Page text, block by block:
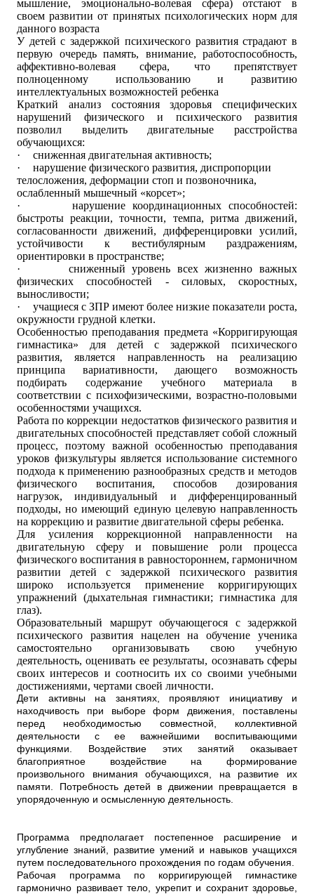
мышление, эмоционально-волевая сфера) отстают в
своем развитии от принятых психологических норм для
данного возраста
У детей с задержкой психического развития страдают в
первую очередь память, внимание, работоспособность,
аффективно-волевая сфера, что препятствует
полноценному использованию и развитию
интеллектуальных возможностей ребенка
Краткий анализ состояния здоровья специфических
нарушений физического и психического развития
позволил выделить двигательные расстройства
обучающихся:
·
сниженная двигательная активность;
·
нарушение физического развития, диспропорции
телосложения, деформации стоп и позвоночника,
ослабленный мышечный «корсет»;
·
нарушение координационных способностей:
быстроты реакции, точности, темпа, ритма движений,
согласованности движений, дифференцировки усилий,
устойчивости к вестибулярным раздражениям,
ориентировки в пространстве;
·
сниженный уровень всех жизненно важных
физических способностей - силовых, скоростных,
выносливости;
·
учащиеся с ЗПР имеют более низкие показатели роста,
окружности грудной клетки.
Особенностью преподавания предмета «Корригирующая
гимнастика» для детей с задержкой психического
развития, является направленность на реализацию
принципа вариативности, дающего возможность
подбирать содержание учебного материала в
соответствии с психофизическими, возрастно-половыми
особенностями учащихся.
Работа по коррекции недостатков физического развития и
двигательных способностей представляет собой сложный
процесс, поэтому важной особенностью преподавания
уроков физкультуры является использование системного
подхода к применению разнообразных средств и методов
физического воспитания, способов дозирования
нагрузок, индивидуальный и дифференцированный
подходы, но имеющий единую целевую направленность
на коррекцию и развитие двигательной сферы ребенка.
Для усиления коррекционной направленности на
двигательную сферу и повышение роли процесса
физического воспитания в равностороннем, гармоничном
развитии детей с задержкой психического развития
широко используется применение корригирующих
упражнений (дыхательная гимнастики; гимнастика для
глаз).
Образовательный маршрут обучающегося с задержкой
психического развития нацелен на обучение ученика
самостоятельно организовывать свою учебную
деятельность, оценивать ее результаты, осознавать сферы
своих интересов и соотносить их со своими учебными
достижениями, чертами своей личности.
Дети активны на занятиях, проявляют инициативу и
находчивость при выборе форм движения, поставлены
перед необходимостью совместной, коллективной
деятельности с ее важнейшими воспитывающими
функциями. Воздействие этих занятий оказывает
благоприятное воздействие на формирование
произвольного внимания обучающихся, на развитие их
памяти. Потребность детей в движении превращается в
упорядоченную и осмысленную деятельность.
Программа предполагает постепенное расширение и
углубление знаний, развитие умений и навыков учащихся
путем последовательного прохождения по годам обучения.
Рабочая программа по корригирующей гимнастике
гармонично развивает тело, укрепит и сохранит здоровье,